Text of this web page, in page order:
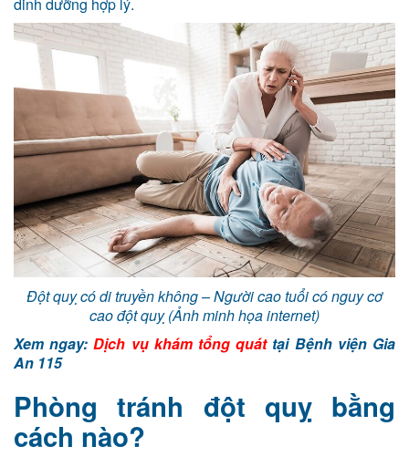
dinh dưỡng hợp lý.
Đột quỵ có di truyền không – Người cao tuổi có nguy cơ
cao đột quỵ (Ảnh minh họa internet)
Xem ngay:Dịch vụ khám tổng quáttại Bệnh viện Gia
An 115
Phòng tránh đột quỵ bằng
cách nào?